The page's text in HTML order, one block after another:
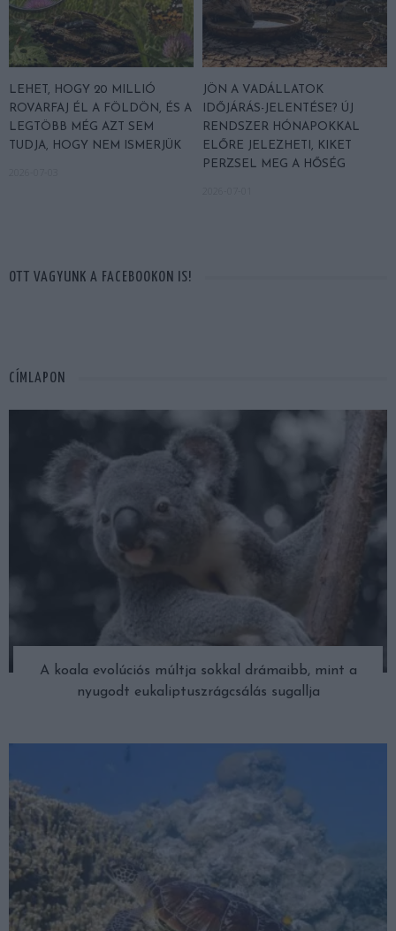
LEHET, HOGY 20 MILLIÓ
ROVARFAJ ÉL A FÖLDÖN, ÉS A
LEGTÖBB MÉG AZT SEM
TUDJA, HOGY NEM ISMERJÜK
JÖN A VADÁLLATOK
IDŐJÁRÁS-JELENTÉSE? ÚJ
RENDSZER HÓNAPOKKAL
ELŐRE JELEZHETI, KIKET
PERZSEL MEG A HŐSÉG
OTT VAGYUNK A FACEBOOKON IS!
CÍMLAPON
A koala evolúciós múltja sokkal drámaibb, mint a
nyugodt eukaliptuszrágcsálás sugallja